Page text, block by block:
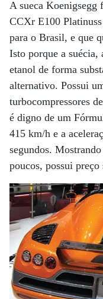
A sueca Koenigsegg
CCXr E100
para o Brasil, e que
Isto porque a
etanol de forma
alternativo. Possui
turbocompressores
é digno de um
415 km/h e a
segundos.
poucos, possui